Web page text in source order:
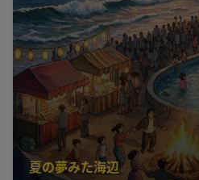
夏の夢みた海辺